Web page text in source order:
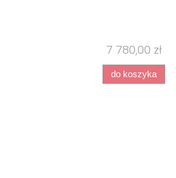
7 780,00 zł
do koszyka